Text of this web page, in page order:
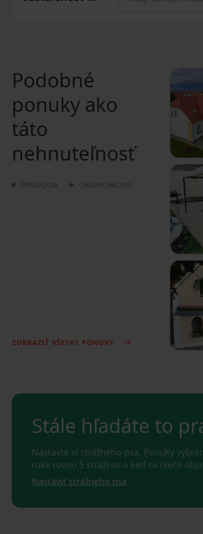
Podobné
ponuky ako
táto
nehnuteľnosť
PRENÁJOM CHATA/CHALUPA
ZOBRAZIŤ VŠETKY PONUKY
Stále hľadáte to
Nastavte si strážneho psa. Ponuky
ruke rovno 5 strážcov a keď sa niečo
Nastaviť strážneho psa